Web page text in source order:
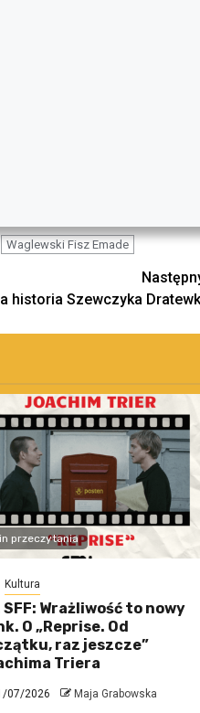
Waglewski Fisz Emade
historia Szewczyka
przeczytania
Kultura
SFF: Wrażliwość to nowy
O „Reprise. Od
raz jeszcze”
Triera
07/2026 Maja Grabowska